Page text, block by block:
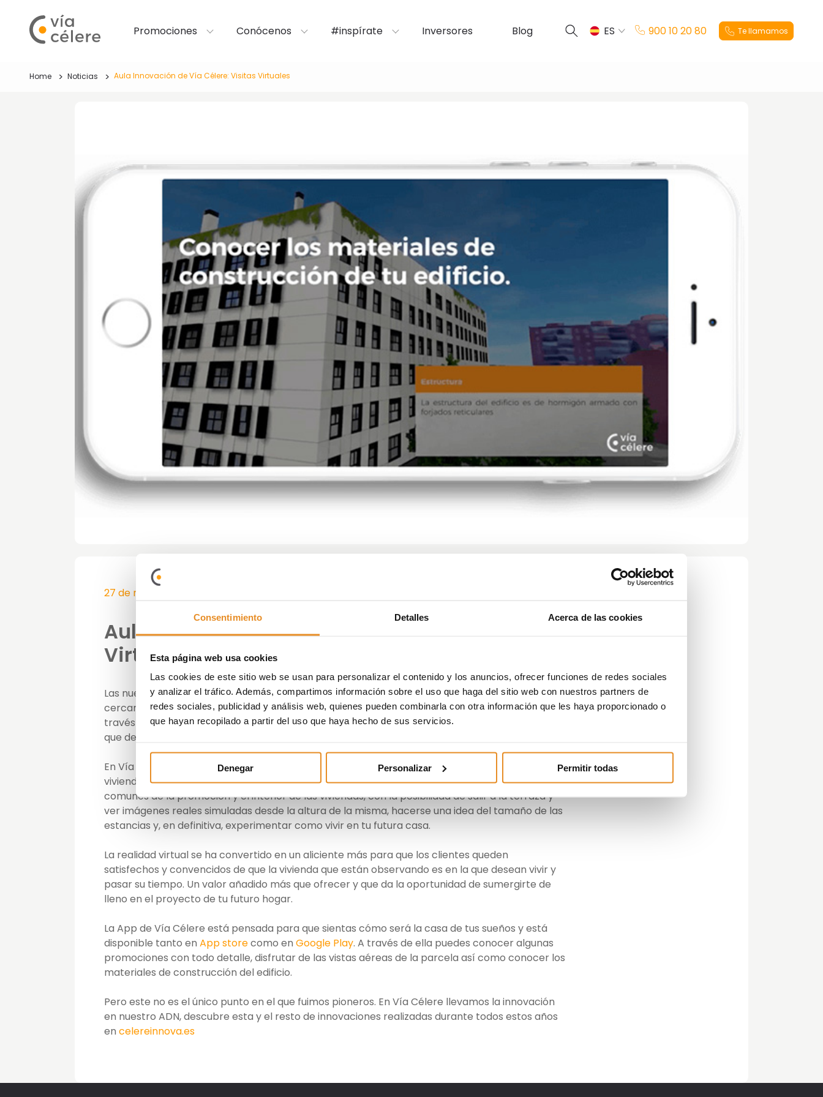
Consentimiento Detalles Acerca de las cookies
Esta página web usa cookies
Las cookies de este sitio web se usan para personalizar el contenido y los anuncios, ofrecer funciones de redes sociales
y analizar el tráfico. Además, compartimos información sobre el uso que haga del sitio web con nuestros partners de
redes sociales, publicidad y análisis web, quienes pueden combinarla con otra información que les haya proporcionado o
que hayan recopilado a partir del uso que haya hecho de sus servicios.
Denegar Personalizar Permitir todas
Promociones Conócenos #inspírate Inversores Blog
ES
900 10 20 80 Te llamamos
Home Noticias Aula Innovación de Vía Célere: Visitas Virtuales
27 de marzo de 2019
Aula Innovación de Vía Célere: Visitas
Virtuales
Las nuevas tecnologías permiten acercarnos cada día más a cómo será la vida en un futuro
cercano. Desde nuevas formas de relacionarnos a ver el momento de diseño de tu vivienda a
través de la realidad virtual. Y es que, la tecnología avanza y con ella lo hacen los promotores
que deben adaptarse a las nuevas demandas y necesidades de sus clientes.
En Vía Célere desde 2015 se utiliza la realidad virtual en el proceso de comercialización de las
viviendas. Así, es posible visitar el exterior del edificio integrado en un entorno real, las zonas
comunes de la promoción y el interior de las viviendas, con la posibilidad de salir a la terraza y
ver imágenes reales simuladas desde la altura de la misma, hacerse una idea del tamaño de las
estancias y, en definitiva, experimentar como vivir en tu futura casa.
La realidad virtual se ha convertido en un aliciente más para que los clientes queden
satisfechos y convencidos de que la vivienda que están observando es en la que desean vivir y
pasar su tiempo. Un valor añadido más que ofrecer y que da la oportunidad de sumergirte de
lleno en el proyecto de tu futuro hogar.
La App de Vía Célere está pensada para que sientas cómo será la casa de tus sueños y está
disponible tanto en App storecomo en Google Play. A través de ella puedes conocer algunas
promociones con todo detalle, disfrutar de las vistas aéreas de la parcela así como conocer los
materiales de construcción del edificio.
Pero este no es el único punto en el que fuimos pioneros. En Vía Célere llevamos la innovación
en nuestro ADN, descubre esta y el resto de innovaciones realizadas durante todos estos años
en celereinnova.es